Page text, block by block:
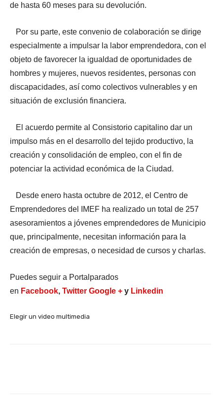
de hasta 60 meses para su devolución.
Por su parte, este convenio de colaboración se dirige
especialmente a impulsar la labor emprendedora, con el
objeto de favorecer la igualdad de oportunidades de
hombres y mujeres, nuevos residentes, personas con
discapacidades, así como colectivos vulnerables y en
situación de exclusión financiera.
El acuerdo permite al Consistorio capitalino dar un
impulso más en el desarrollo del tejido productivo, la
creación y consolidación de empleo, con el fin de
potenciar la actividad económica de la Ciudad.
Desde enero hasta octubre de 2012, el Centro de
Emprendedores del IMEF ha realizado un total de 257
asesoramientos a jóvenes emprendedores de Municipio
que, principalmente, necesitan información para la
creación de empresas, o necesidad de cursos y charlas.
Puedes seguir a Portalparados
en Facebook, Twitter Google + y Linkedin
Elegir un video multimedia